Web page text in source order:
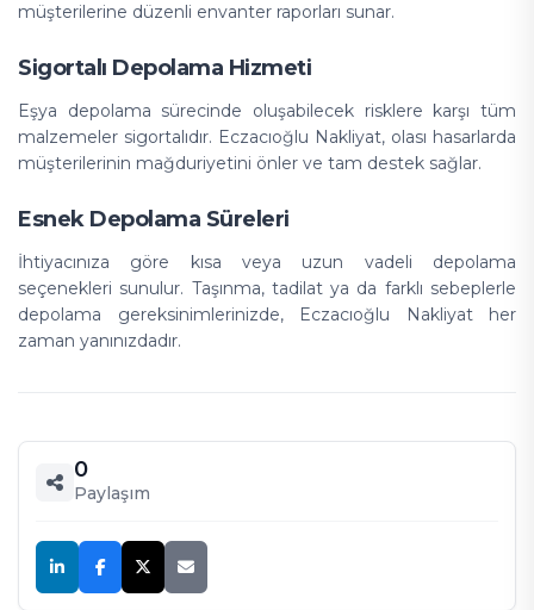
müşterilerine düzenli envanter raporları sunar.
Sigortalı Depolama Hizmeti
Eşya depolama sürecinde oluşabilecek risklere karşı tüm
malzemeler sigortalıdır. Eczacıoğlu Nakliyat, olası hasarlarda
müşterilerinin mağduriyetini önler ve tam destek sağlar.
Esnek Depolama Süreleri
İhtiyacınıza göre kısa veya uzun vadeli depolama
seçenekleri sunulur. Taşınma, tadilat ya da farklı sebeplerle
depolama gereksinimlerinizde, Eczacıoğlu Nakliyat her
zaman yanınızdadır.
0
Paylaşım